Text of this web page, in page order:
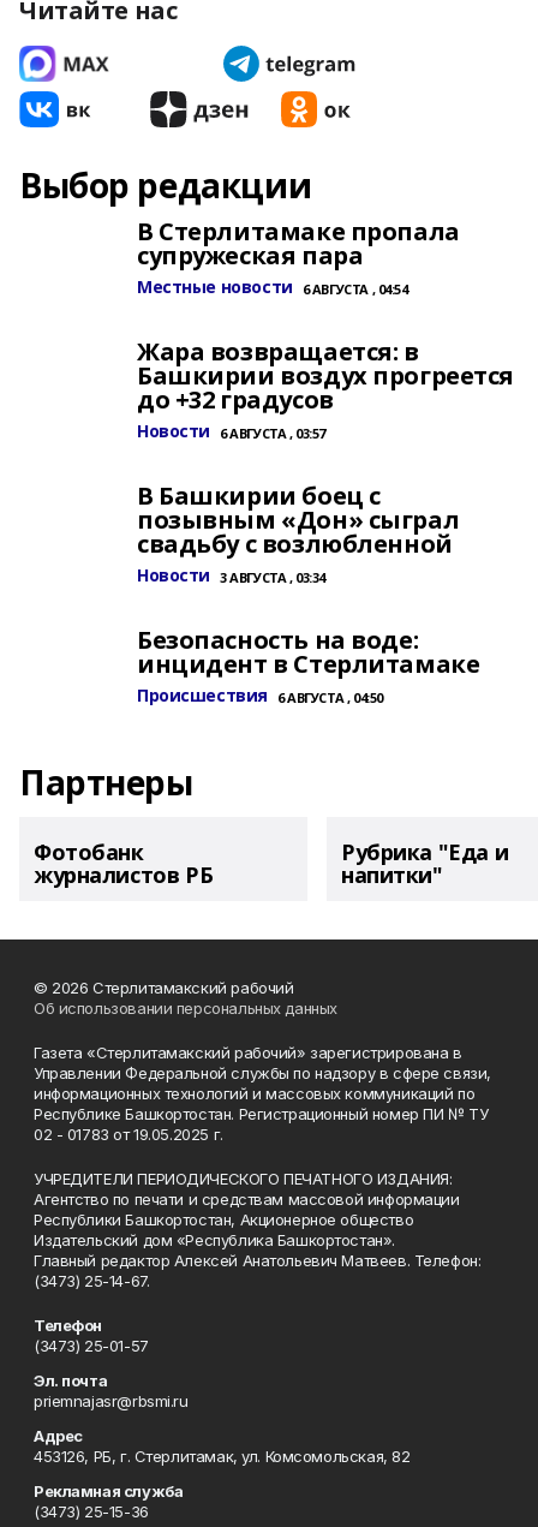
Читайте нас
Выбор редакции
В Стерлитамаке пропала
супружеская пара
Местные новости 6 АВГУСТА , 04:54
Жара возвращается: в
Башкирии воздух прогреется
до +32 градусов
Новости 6 АВГУСТА , 03:57
В Башкирии боец с
позывным «Дон» сыграл
свадьбу с возлюбленной
Новости 3 АВГУСТА , 03:34
Безопасность на воде:
инцидент в Стерлитамаке
Происшествия 6 АВГУСТА , 04:50
Партнеры
Фотобанк
журналистов РБ
Рубрика "Еда и
напитки"
© 2026 Стерлитамакский рабочий
Об использовании персональных данных
Газета «Стерлитамакский рабочий» зарегистрирована в
Управлении Федеральной службы по надзору в сфере связи,
информационных технологий и массовых коммуникаций по
Республике Башкортостан. Регистрационный номер ПИ № ТУ
02 - 01783 от 19.05.2025 г.
УЧРЕДИТЕЛИ ПЕРИОДИЧЕСКОГО ПЕЧАТНОГО ИЗДАНИЯ:
Агентство по печати и средствам массовой информации
Республики Башкортостан, Акционерное общество
Издательский дом «Республика Башкортостан».
Главный редактор Алексей Анатольевич Матвеев. Телефон:
(3473) 25-14-67.
Телефон
(3473) 25-01-57
Эл. почта
priemnajasr@rbsmi.ru
Адрес
453126, РБ, г. Стерлитамак, ул. Комсомольская, 82
Рекламная служба
(3473) 25-15-36